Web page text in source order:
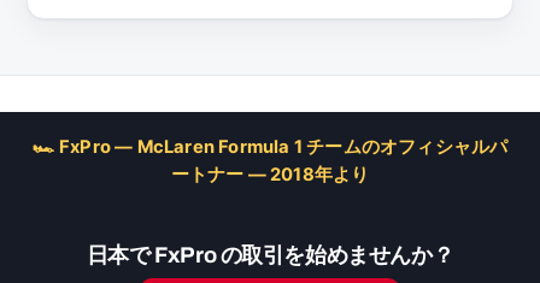
🏎 FxPro — McLaren Formula 1 チームのオフィシャルパ
ートナー — 2018年より
日本で FxPro の取引を始めませんか？